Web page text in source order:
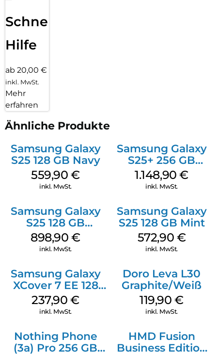
Schnelle
Hilfe
ab 20,00 €
inkl. MwSt.
Mehr
erfahren
Ähnliche Produkte
Samsung Galaxy
S25 128 GB Navy
559,90€
inkl. MwSt.
Samsung Galaxy
S25+ 256 GB
Icyblue
1.148,90€
inkl. MwSt.
Samsung Galaxy
S25 128 GB
Icyblue
898,90€
inkl. MwSt.
Samsung Galaxy
S25 128 GB Mint
572,90 €
inkl. MwSt.
Samsung Galaxy
XCover 7 EE 128
GB Black
237,90€
inkl. MwSt.
Doro Leva L30
Graphite/Weiß
119,90€
inkl. MwSt.
Nothing Phone
(3a) Pro 256 GB
HMD Fusion
Business Edition